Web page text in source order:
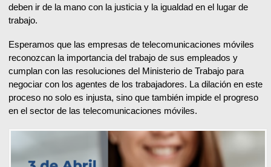
deben ir de la mano con la justicia y la igualdad en el lugar de
trabajo.
Esperamos que las empresas de telecomunicaciones móviles
reconozcan la importancia del trabajo de sus empleados y
cumplan con las resoluciones del Ministerio de Trabajo para
negociar con los agentes de los trabajadores. La dilación en este
proceso no solo es injusta, sino que también impide el progreso
en el sector de las telecomunicaciones móviles.